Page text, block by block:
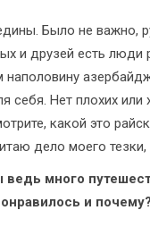
Было не важно,
и друзей есть
себя. Нет плохих
какой это
дело моего
ведь много
и почему?